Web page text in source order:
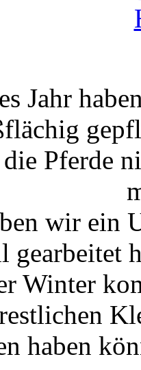
Jahr
Pferde
wir ein
gearbeitet
Winter
haben